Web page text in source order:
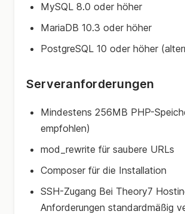
MySQL 8.0 oder höher
MariaDB 10.3 oder höher
PostgreSQL 10 oder höher
Serveranforderungen
Mindestens 256MB PHP-
empfohlen)
mod_rewrite für saubere URLs
Composer für die Installation
SSH-Zugang Bei Theory7
Anforderungen standardmäßig